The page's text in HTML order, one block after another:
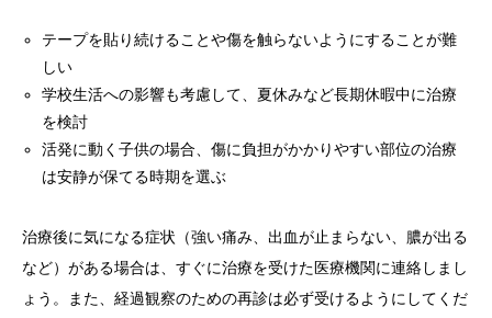
テープを貼り続けることや傷を触らないようにすることが難
しい
学校生活への影響も考慮して、夏休みなど長期休暇中に治療
を検討
活発に動く子供の場合、傷に負担がかかりやすい部位の治療
は安静が保てる時期を選ぶ
治療後に気になる症状（強い痛み、出血が止まらない、膿が出る
など）がある場合は、すぐに治療を受けた医療機関に連絡しまし
ょう。また、経過観察のための再診は必ず受けるようにしてくだ